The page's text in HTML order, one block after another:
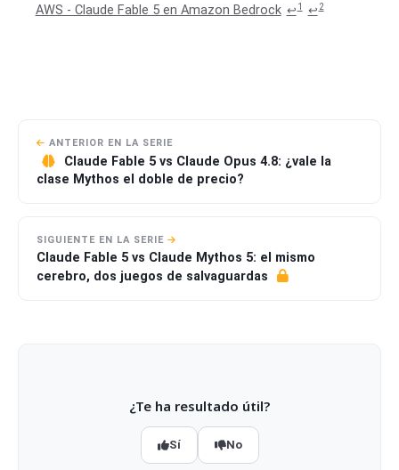
AWS - Claude Fable 5 en Amazon Bedrock ↩ 1 ↩ 2
ANTERIOR EN LA SERIE
Claude Fable 5 vs Claude Opus 4.8: ¿vale la
clase Mythos el doble de precio?
SIGUIENTE EN LA SERIE
Claude Fable 5 vs Claude Mythos 5: el mismo
cerebro, dos juegos de salvaguardas
¿Te ha resultado útil?
Sí No